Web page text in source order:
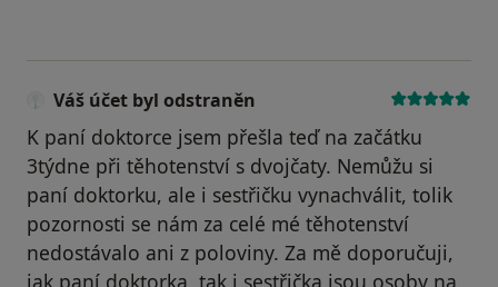
Váš účet byl odstraněn
K paní doktorce jsem přešla teď na začátku
3týdne při těhotenství s dvojčaty. Nemůžu si
paní doktorku, ale i sestřičku vynachválit, tolik
pozornosti se nám za celé mé těhotenství
nedostávalo ani z poloviny. Za mě doporučuji,